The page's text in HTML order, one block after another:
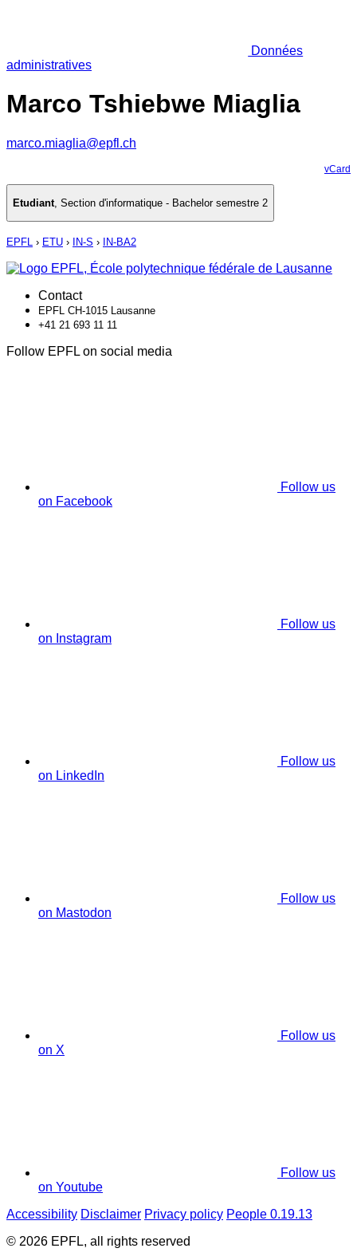
Données
administratives
Marco Tshiebwe Miaglia
marco.miaglia@epfl.ch
vCard
Etudiant, Section d'informatique - Bachelor semestre 2
EPFL › ETU › IN-S › IN-BA2
Contact
EPFL CH-1015 Lausanne
+41 21 693 11 11
Follow EPFL on social media
Follow us
on Facebook
Follow us
on Instagram
Follow us
on LinkedIn
Follow us
on Mastodon
Follow us
on X
Follow us
on Youtube
Accessibility Disclaimer Privacy policy People 0.19.13
© 2026 EPFL, all rights reserved